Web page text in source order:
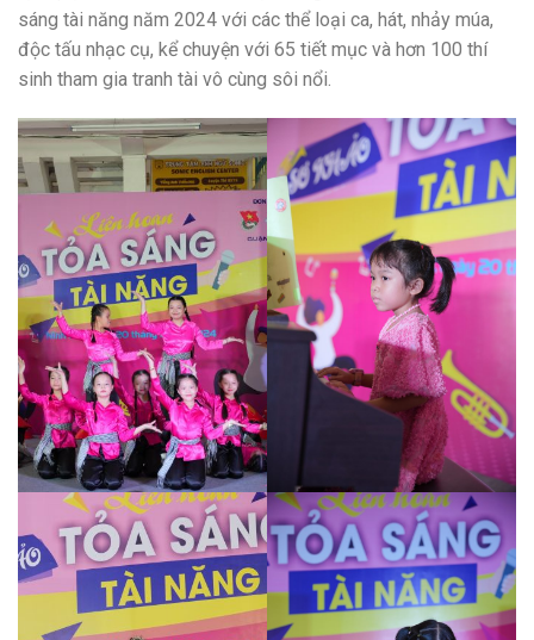
sáng tài năng năm 2024 với các thể loại ca, hát, nhảy múa,
độc tấu nhạc cụ, kể chuyện với 65 tiết mục và hơn 100 thí
sinh tham gia tranh tài vô cùng sôi nổi.